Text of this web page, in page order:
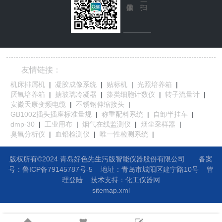
友情链接：
机床排屑机 | 凝胶成像系统 | 贴标机 | 光照培养箱
|
厌氧培养箱
| 搪玻璃冷凝器 | 藻类细胞计数仪 | 转子流量计 |
安徽天康变频电缆
| 不锈钢伸缩接头
|
GB1002插头插座标准量规 | 称重配料系统 | 自卸半挂车
|
dmp-30
| 工业用布 | 烟气在线监测仪 | 烟尘采样器
|
臭氧分析仪
| 血铅检测仪 | 唯一性检测系统 |
版权所有©2024 青岛好色先生污版智能仪器股份有限公司
备案
号：鲁ICP备79145787号-5
地址： 青岛市城阳区建宁路10号
管
理登陆技术支持： 化工仪器网
sitemap.xml